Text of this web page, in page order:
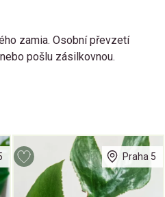
zamia. Osobní převzetí
pošlu zásilkovnou.
Praha 5